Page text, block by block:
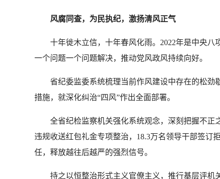
风腐同查，为民执纪，激扬清风正气
十年徙木立信，十年春风化雨。2022年是中央八
一个问题一个问题解决，推动党风政风持续向好。
省纪委监委系统梳理当前作风建设中存在的松劲
措施，就深化纠治“四风”作出全面部署。
全省纪检监察机关强化系统观念，深刻把握不正
违规收送红包礼金专项整治，18.3万名领导干部签订
任，释放越往后越严的强烈信号。
持之以恒整治形式主义官僚主义，推行基层评机